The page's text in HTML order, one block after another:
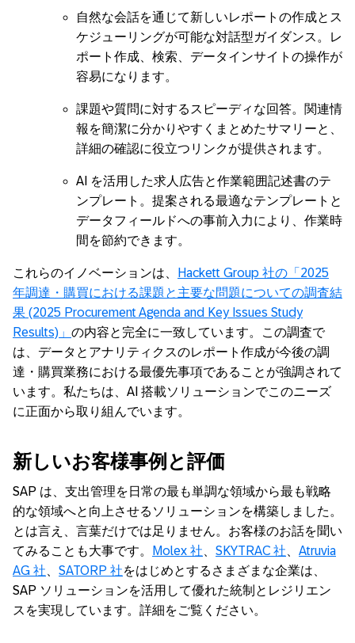
自然な会話を通じて新しいレポートの作成とス
ケジューリングが可能な対話型ガイダンス。レ
ポート作成、検索、データインサイトの操作が
容易になります。
課題や質問に対するスピーディな回答。関連情
報を簡潔に分かりやすくまとめたサマリーと、
詳細の確認に役立つリンクが提供されます。
AI を活用した求人広告と作業範囲記述書のテ
ンプレート。提案される最適なテンプレートと
データフィールドへの事前入力により、作業時
間を節約できます。
これらのイノベーションは、
Hackett Group 社の「2025
年調達・購買における課題と主要な問題についての調査結
果 (2025 Procurement Agenda and Key Issues Study
Results)」 の内容と完全に一致しています。この調査で
は、データとアナリティクスのレポート作成が今後の調
達・購買業務における最優先事項であることが強調されて
います。私たちは、AI 搭載ソリューションでこのニーズ
に正面から取り組んでいます。
新しいお客様事例と評価
SAP は、支出管理を日常の最も単調な領域から最も戦略
的な領域へと向上させるソリューションを構築しました。
とは言え、言葉だけでは足りません。お客様のお話を聞い
てみることも大事です。
Molex 社、 SKYTRAC 社、 Atruvia
AG 社、 SATORP 社をはじめとするさまざまな企業は、
SAP ソリューションを活用して優れた統制とレジリエン
スを実現しています。詳細をご覧ください。